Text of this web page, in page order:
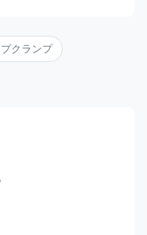
クランプ